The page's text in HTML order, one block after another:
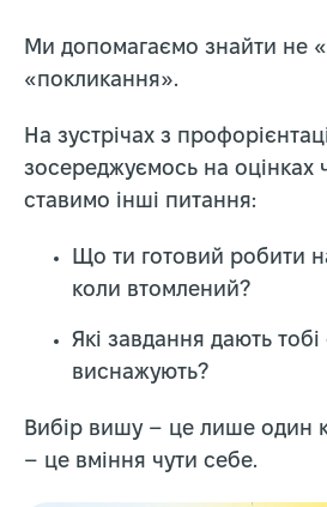
Ми допомагаємо знайти не
«покликання».
На зустрічах з
зосереджуємось на оцінках
ставимо інші питання:
Що ти готовий робити
коли втомлений?
Які завдання дають тобі
виснажують?
Вибір вишу – це лише один
– це вміння чути себе.